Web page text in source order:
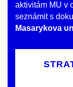
aktivitám MU v
seznámit s
Masarykova